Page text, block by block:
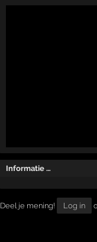
Informatie …
Deel je mening! Log in